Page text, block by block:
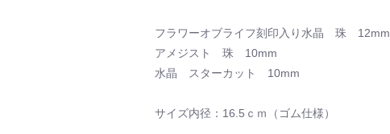
フラワーオブライフ刻印入り水晶 珠 12mm
アメジスト 珠 10mm
水晶 スターカット 10mm
サイズ内径：16.5ｃｍ（ゴム仕様）